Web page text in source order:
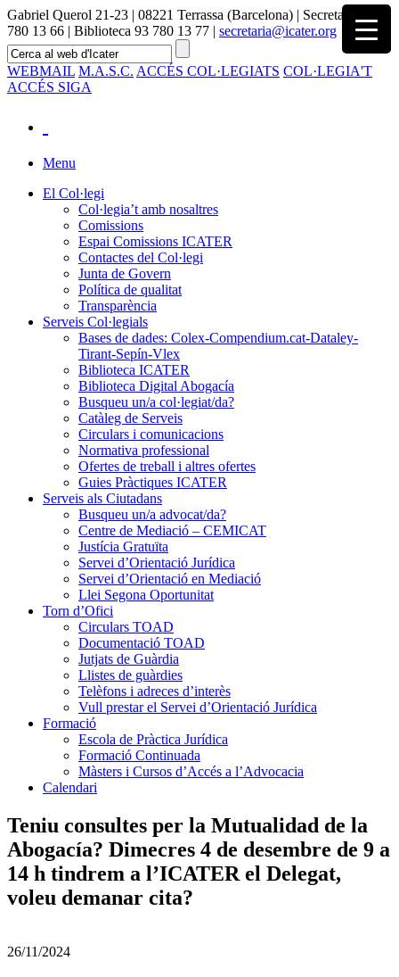
Gabriel Querol 21-23 | 08221 Terrassa (Barcelona) | Secretaria 93
780 13 66 | Biblioteca 93 780 13 77 | secretaria@icater.org
WEBMAIL M.A.S.C. ACCÉS COL·LEGIATS COL·LEGIA'T
ACCÉS SIGA
Menu
El Col·legi
Col·legia’t amb nosaltres
Comissions
Espai Comissions ICATER
Contactes del Col·legi
Junta de Govern
Política de qualitat
Transparència
Serveis Col·legials
Bases de dades: Colex-Compendium.cat-Dataley-
Tirant-Sepín-Vlex
Biblioteca ICATER
Biblioteca Digital Abogacía
Busqueu un/a col·legiat/da?
Catàleg de Serveis
Circulars i comunicacions
Normativa professional
Ofertes de treball i altres ofertes
Guies Pràctiques ICATER
Serveis als Ciutadans
Busqueu un/a advocat/da?
Centre de Mediació – CEMICAT
Justícia Gratuïta
Servei d’Orientació Jurídica
Servei d’Orientació en Mediació
Llei Segona Oportunitat
Torn d’Ofici
Circulars TOAD
Documentació TOAD
Jutjats de Guàrdia
Llistes de guàrdies
Telèfons i adreces d’interès
Vull prestar el Servei d’Orientació Jurídica
Formació
Escola de Pràctica Jurídica
Formació Continuada
Màsters i Cursos d’Accés a l’Advocacia
Calendari
Teniu consultes per la Mutualidad de la
Abogacía? Dimecres 4 de desembre de 9 a
14 h tindrem a l’ICATER el Delegat,
voleu demanar cita?
26/11/2024